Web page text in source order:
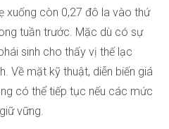
xuống còn 0,27 đô la vào thứ
tuần trước. Mặc dù có sự
sinh cho thấy vị thế lạc
Về mặt kỹ thuật, diễn biến giá
có thể tiếp tục nếu các mức
vững.